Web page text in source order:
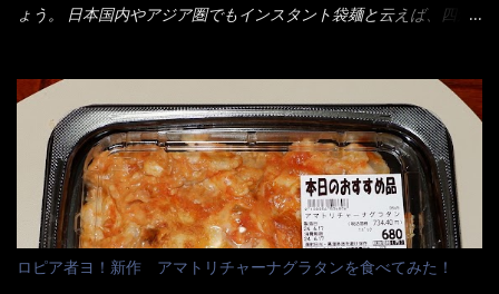
ドカ盛のキャベツと御飯にカレーがかかっています。 カレーは辛
ンとした厚さのあるトンカツです。 それも揚げたての熱々です。
これを難なく完食出来なければ、漢では無い！と云っても過言で
はないだろう。 この他も、兎に角ボリューム満点で＜薄カツ＞と
呼ばれるメニューは、トンカツが2枚重ねて出てくるだ！ 1枚が薄
いから、2枚乗せにしたらしいけど・・・
ょう。 日本国内やアジア圏でもインスタント袋麺と云えば、四角
イ棒状ラーメンを、OKストアで見かけ思わず手に取って買い物篭
へ 坦々まぜそばと＜数量限定＞宮崎辛麺風ラーメン オーッといき
なり私の胃袋をグサッと・・・・ 棒状インスタントラーメンの
デビューが決まりました。 か・ら・め・ん・辛麺！ 宮崎辛麺は
チャルメラや日清からも出されている、辛口のラーメンじゃ
ん！！ 酸っぱくしたら、酸辣湯麺？なんてね。 よし今日のサラ
メシは、宮崎辛麺にしよう！ それではまず袋を開けると・・・ な
んだか紙に巻かれた棒状の麺が二束、調味油と粉末スープ！ やは
ロピア者ヨ！新作 アマトリチャーナグラタンを食べてみた！